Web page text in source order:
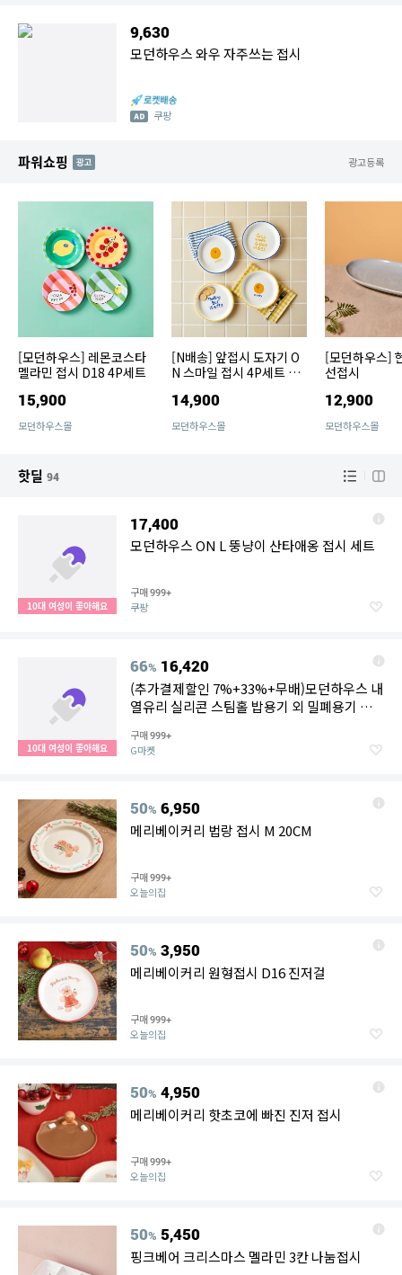
9,630
모던하우스 와우 자주쓰는 접시
쿠팡
파워쇼핑 AD 광고등록
[모던하우스] 레몬코스타
멜라민 접시 D18 4P세트
15,900
모던하우스몰
[N배송] 앞접시 도자기 O
N 스마일 접시 4P세트 D1
14,900
모던하우스몰
[모던하우스]
선접시
12,900
모던하우스몰
핫딜 94
10대 여성이 좋아해요
17,400
모던하우스 ON L 뚱냥이 산타애옹 접시 세트
구매999+
쿠팡
10대 여성이 좋아해요
66% 16,420
(추가결제할인 7%+33%+무배)모던하우스 내
열유리 실리콘 스팀홀 밥용기 외 밀폐용기 그
구매999+
G마켓
50% 6,950
메리베이커리 법랑 접시 M 20CM
구매999+
오늘의집
50% 3,950
메리베이커리 원형접시 D16 진저걸
구매999+
오늘의집
50% 4,950
메리베이커리 핫초코에 빠진 진저 접시
구매999+
오늘의집
50% 5,450
핑크베어 크리스마스 멜라민 3칸 나눔접시